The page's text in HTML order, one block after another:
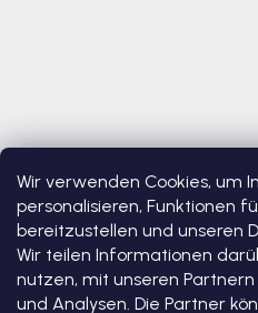
Wir verwenden Cookies, um
personalisieren, Funktionen
bereitzustellen und unseren
Wir teilen Informationen
nutzen, mit unseren
und Analysen. Die Partner
Erstellt von Shoptet Premium
Copyright 2026Bosono. Alle
Einstellungen ändern